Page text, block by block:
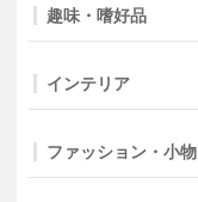
趣味・嗜好品
インテリア
ファッション・小物